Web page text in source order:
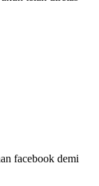
facebook demi